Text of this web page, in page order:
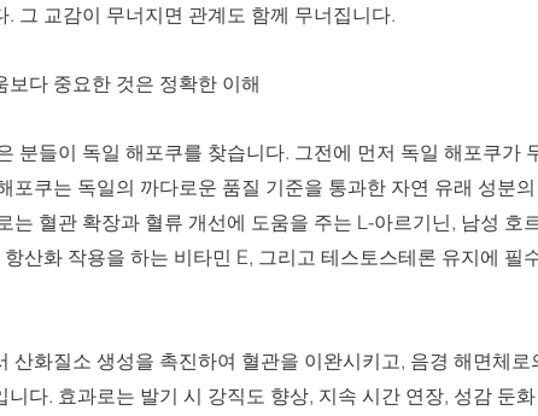
. 그 교감이 무너지면 관계도 함께 무너집니다.
보다 중요한 것은 정확한 이해
분들이 독일 해포쿠를 찾습니다. 그전에 먼저 독일 해포쿠가
포쿠는 독일의 까다로운 품질 기준을 통과한 자연 유래 성분
는 혈관 확장과 혈류 개선에 도움을 주는 L-아르기닌, 남성 호
산화 작용을 하는 비타민 E, 그리고 테스토스테론 유지에 필
산화질소 생성을 촉진하여 혈관을 이완시키고, 음경 해면체로
니다. 효과로는 발기 시 강직도 향상, 지속 시간 연장, 성감 둔